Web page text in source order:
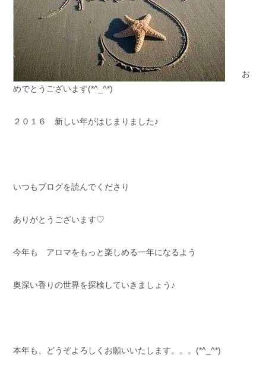
お
めでとうございます(*^_^*)
２０１６ 新しい年がはじまりました♪
いつもブログを読んでくださり
ありがとうございます♡
今年も アロマをもっと楽しめる一年になるよう
奥深い香りの世界を探検していきましょう♪
本年も、どうぞよろしくお願いいたします。。。(*^_^*)